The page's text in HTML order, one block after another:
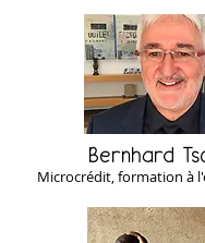
Bernhard
Microcrédit, formation à